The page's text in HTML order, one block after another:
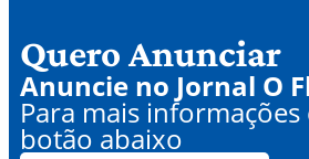
Quero Anunciar
Anuncie no Jornal O
Para mais
botão abaixo